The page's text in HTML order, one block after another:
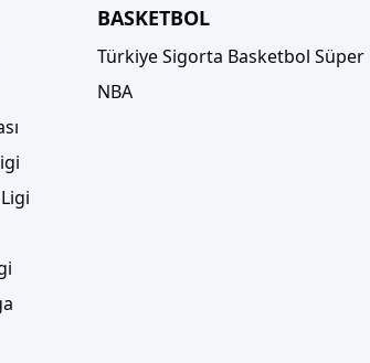
BASKETBOL
Türkiye Sigorta Basketbol Süper
NBA